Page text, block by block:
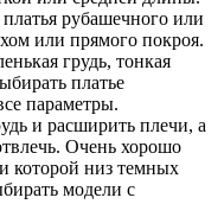
рубашечного или
или прямого покроя.
грудь, тонкая
платье
параметры.
и расширить плечи, а
Очень хорошо
которой низ темных
модели с